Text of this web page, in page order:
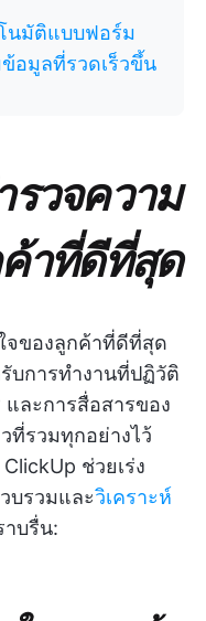
นมัติแบบฟอร์ม
อมูลที่รวดเร็วขึ้น
วจความ
าที่ดีที่สุด
จของลูกค้าที่ดีที่สุด
บการทำงานที่ปฏิวัติ
และการสื่อสารของ
รวมทุกอย่างไว้
ช่วยเร่ง
บรวมและวิเคราะห์
าบรื่น: